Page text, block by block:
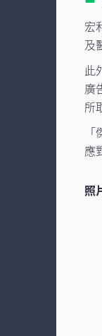
宏
及
此
廣
所
應
照